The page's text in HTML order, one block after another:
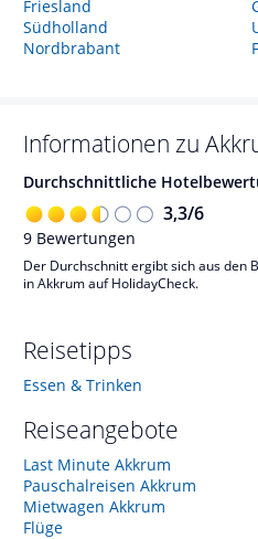
Friesland
Südholland
Nordbrabant
Informationen zu
Durchschnittliche
3,3/6
9 Bewertungen
Der Durchschnitt ergibt sich aus den
in Akkrum auf HolidayCheck.
Reisetipps
Essen & Trinken
Reiseangebote
Last Minute Akkrum
Pauschalreisen Akkrum
Mietwagen Akkrum
Flüge